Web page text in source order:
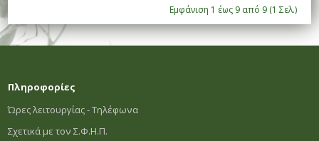
Εμφάνιση 1 έως 9 από 9 (1 Σελ.)
Πληροφορίες
Ώρες λειτουργίας - Τηλέφωνα
Σχετικά με τον Σ.Φ.Η.Π.